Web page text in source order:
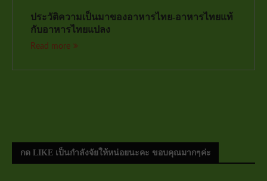
ประวัติความเป็นมาของอาหารไทย-อาหารไทยแท้
กับอาหารไทยแปลง
Read more
กด LIKE เป็นกำลังจัยให้หน่อยนะคะ ขอบคุณมากๆค่ะ